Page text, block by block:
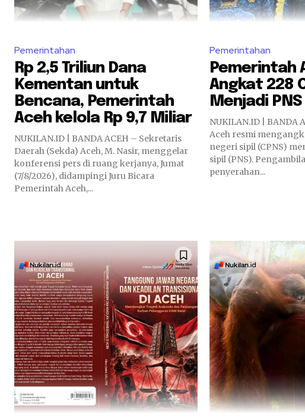
Pemerintahan
Rp 2,5 Triliun Dana
Kementan untuk
Bencana, Pemerintah
Aceh kelola Rp 9,7 Miliar
NUKILAN.ID | BANDA ACEH – Sekretaris
Daerah (Sekda) Aceh, M. Nasir, menggelar
konferensi pers di ruang kerjanya, Jumat
(7/8/2026), didampingi Juru Bicara
Pemerintah Aceh,...
Pemerintahan
Pemerintah
Angkat 228
Menjadi PNS
NUKILAN.ID | BANDA
Aceh resmi
negeri sipil (CPNS)
sipil (PNS).
penyerahan...